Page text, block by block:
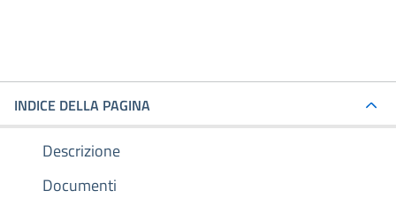
INDICE DELLA PAGINA
Descrizione
Documenti